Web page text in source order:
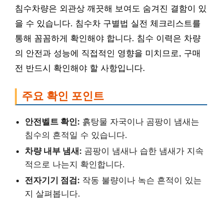
침수차량은 외관상 깨끗해 보여도 숨겨진 결함이 있
을 수 있습니다. 침수차 구별법 실전 체크리스트를
통해 꼼꼼하게 확인해야 합니다. 침수 이력은 차량
의 안전과 성능에 직접적인 영향을 미치므로, 구매
전 반드시 확인해야 할 사항입니다.
주요 확인 포인트
안전벨트 확인: 흙탕물 자국이나 곰팡이 냄새는
침수의 흔적일 수 있습니다.
차량 내부 냄새: 곰팡이 냄새나 습한 냄새가 지속
적으로 나는지 확인합니다.
전자기기 점검: 작동 불량이나 녹슨 흔적이 있는
지 살펴봅니다.